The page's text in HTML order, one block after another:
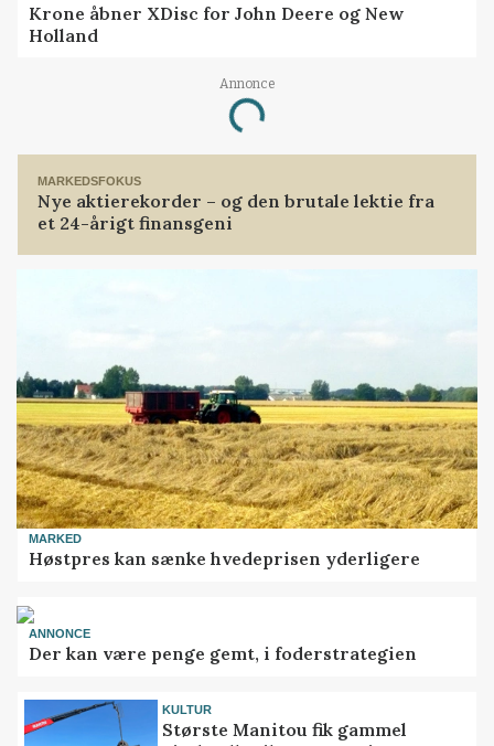
Krone åbner XDisc for John Deere og New
Holland
Annonce
Loading...
MARKEDSFOKUS
Nye aktierekorder – og den brutale lektie fra
et 24-årigt finansgeni
MARKED
Høstpres kan sænke hvedeprisen yderligere
ANNONCE
Der kan være penge gemt, i foderstrategien
KULTUR
Største Manitou fik gammel